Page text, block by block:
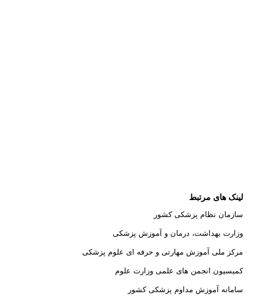
لینک های مرتبط
سازمان نظام پزشکی کشور
وزارت بهداشت، درمان و آموزش پزشکی
مرکز ملی آموزش مهارتی و حرفه ای علوم پزشکی
کمیسیون انجمن های علمی وزارت علوم
سامانه آموزش مداوم پزشکی کشور